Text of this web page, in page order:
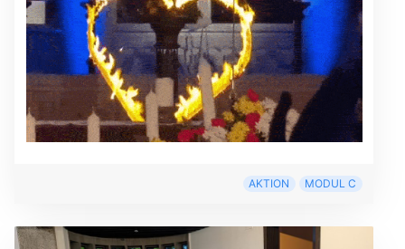
AKTION MODUL C